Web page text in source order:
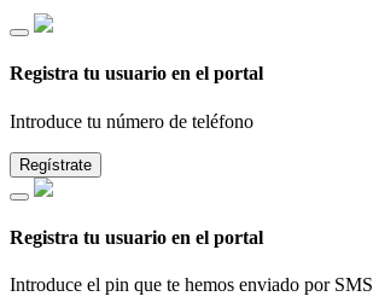
Registra tu usuario en el portal
Introduce tu número de teléfono
Regístrate
Registra tu usuario en el portal
Introduce el pin que te hemos enviado por SMS